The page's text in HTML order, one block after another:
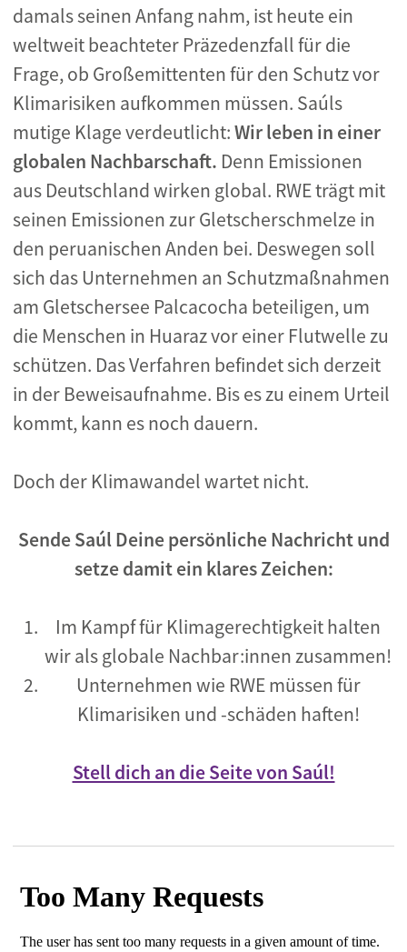
damals seinen Anfang nahm, ist heute ein
weltweit beachteter Präzedenzfall für die
Frage, ob Großemittenten für den Schutz vor
Klimarisiken aufkommen müssen. Saúls
mutige Klage verdeutlicht:Wir leben in einer
globalen Nachbarschaft. Denn Emissionen
aus Deutschland wirken global. RWE trägt mit
seinen Emissionen zur Gletscherschmelze in
den peruanischen Anden bei. Deswegen soll
sich das Unternehmen an Schutzmaßnahmen
am Gletschersee Palcacocha beteiligen, um
die Menschen in Huaraz vor einer Flutwelle zu
schützen. Das Verfahren befindet sich derzeit
in der Beweisaufnahme. Bis es zu einem Urteil
kommt, kann es noch dauern.
Doch der Klimawandel wartet nicht.
Sende Saúl Deine persönliche Nachricht und
setze damit ein klares Zeichen:
Im Kampf für Klimagerechtigkeit halten
wir als globale Nachbar:innen zusammen!
Unternehmen wie RWE müssen für
Klimarisiken und -schäden haften!
Stell dich an die Seite von Saúl!